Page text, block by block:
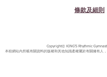
條款及細則
Copyright© KING'S Rhythmic
本校網站內所載有關資料的版權和其他知識產權屬於有關擁有人